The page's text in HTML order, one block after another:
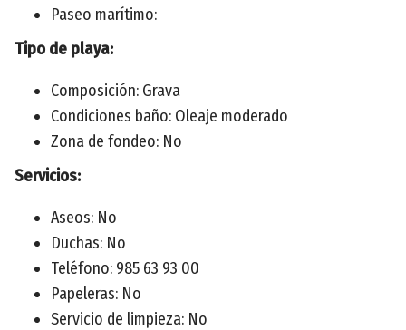
Paseo marítimo:
Tipo de playa:
Composición: Grava
Condiciones baño: Oleaje moderado
Zona de fondeo: No
Servicios:
Aseos: No
Duchas: No
Teléfono: 985 63 93 00
Papeleras: No
Servicio de limpieza: No